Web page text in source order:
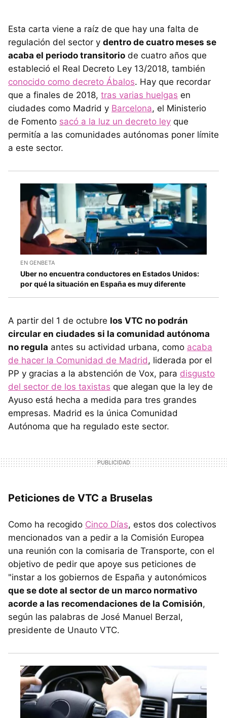
Esta carta viene a raíz de que hay una falta de
regulación del sector y dentro de cuatro meses se
acaba el periodo transitorio de cuatro años que
estableció el Real Decreto Ley 13/2018, también
conocido como decreto Ábalos. Hay que recordar
que a finales de 2018, tras varias huelgas en
ciudades como Madrid y Barcelona, el Ministerio
de Fomento sacó a la luz un decreto ley que
permitía a las comunidades autónomas poner límite
a este sector.
EN GENBETA
Uber no encuentra conductores en Estados Unidos:
por qué la situación en España es muy diferente
A partir del 1 de octubre los VTC no podrán
circular en ciudades si la comunidad autónoma
no regula antes su actividad urbana, como acaba
de hacer la Comunidad de Madrid, liderada por el
PP y gracias a la abstención de Vox, para disgusto
del sector de los taxistas que alegan que la ley de
Ayuso está hecha a medida para tres grandes
empresas. Madrid es la única Comunidad
Autónoma que ha regulado este sector.
Peticiones de VTC a Bruselas
Como ha recogido Cinco Días, estos dos colectivos
mencionados van a pedir a la Comisión Europea
una reunión con la comisaria de Transporte, con el
objetivo de pedir que apoye sus peticiones de
"instar a los gobiernos de España y autonómicos
que se dote al sector de un marco normativo
acorde a las recomendaciones de la Comisión,
según las palabras de José Manuel Berzal,
presidente de Unauto VTC.